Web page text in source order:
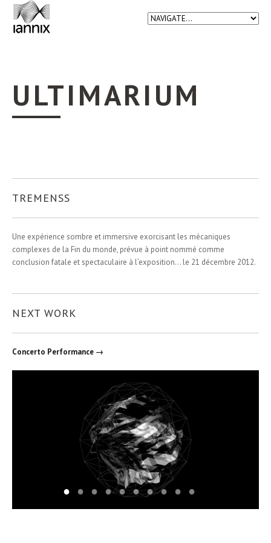
ULTIMARIUM
TREMENSS
Une expérience sombre et immersive exorcisant les mécaniques
complexes de la Fin du monde, prévue à point nommé comme
conclusion fatale et spectaculaire à l’exposition… le 21 décembre 2012.
NEXT WORK
Concerto Performance →
1 2 3 4 5 6 7 8 9 10